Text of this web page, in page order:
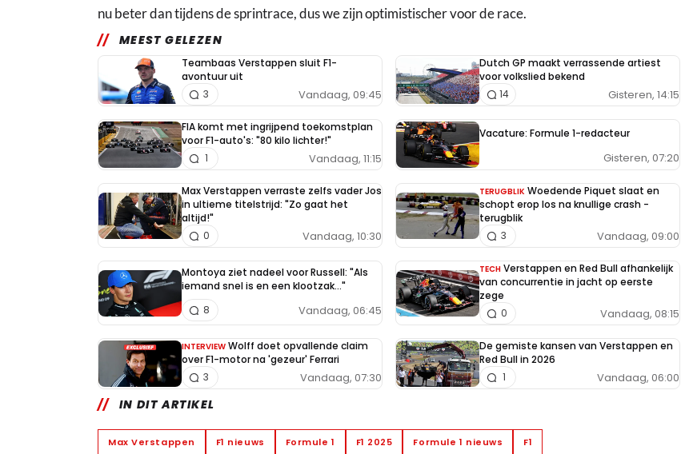
nu beter dan tijdens de sprintrace, dus we zijn optimistischer voor de race.
MEEST GELEZEN
Teambaas Verstappen sluit F1-
avontuur uit
Vandaag, 09:45
3
Dutch GP maakt verrassende artiest
voor volkslied bekend
Gisteren, 14:15
14
FIA komt met ingrijpend toekomstplan
voor F1-auto's: "80 kilo lichter!"
Vandaag, 11:15
1
Vacature: Formule 1-redacteur
Gisteren, 07:20
Max Verstappen verraste zelfs vader Jos
in ultieme titelstrijd: "Zo gaat het
altijd!"
Vandaag, 10:30
0
TERUGBLIK Woedende Piquet slaat en
schopt erop los na knullige crash -
terugblik
Vandaag, 09:00
3
Montoya ziet nadeel voor Russell: "Als
iemand snel is en een klootzak..."
Vandaag, 06:45
8
TECH Verstappen en Red Bull afhankelijk
van concurrentie in jacht op eerste
zege
Vandaag, 08:15
0
INTERVIEW Wolff doet opvallende claim
over F1-motor na 'gezeur' Ferrari
Vandaag, 07:30
3
De gemiste kansen van Verstappen en
Red Bull in 2026
Vandaag, 06:00
1
IN DIT ARTIKEL
Max Verstappen F1 nieuws Formule 1 F1 2025 Formule 1 nieuws F1